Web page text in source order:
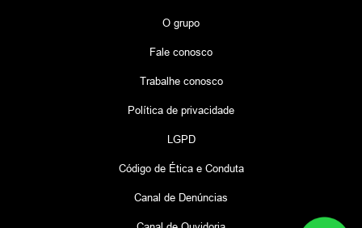
O grupo
Fale conosco
Trabalhe conosco
Política de privacidade
LGPD
Código de Ética e Conduta
Canal de Denúncias